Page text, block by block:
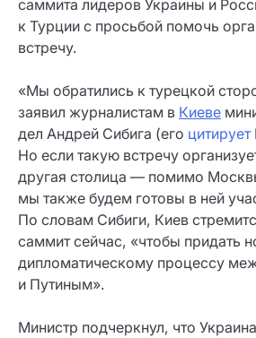
саммита лидеров Украины и
к Турции с просьбой помочь
встречу.
«Мы обратились к турецкой
заявил журналистам в Киеве
дел Андрей Сибига (его цитирует
Но если такую встречу
другая столица — помимо
мы также будем готовы в ней
По словам Сибиги, Киев
саммит сейчас, «чтобы придать
дипломатическому процессу
и Путиным».
Министр подчеркнул, что